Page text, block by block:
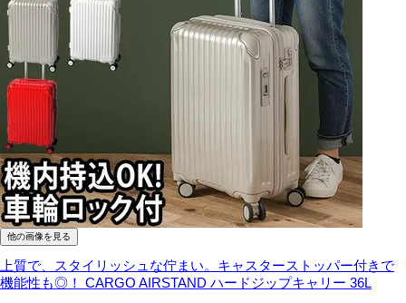
他の画像を見る
上質で、スタイリッシュな佇まい。キャスターストッパー付きで
機能性も◎！ CARGO AIRSTAND ハードジップキャリー 36L